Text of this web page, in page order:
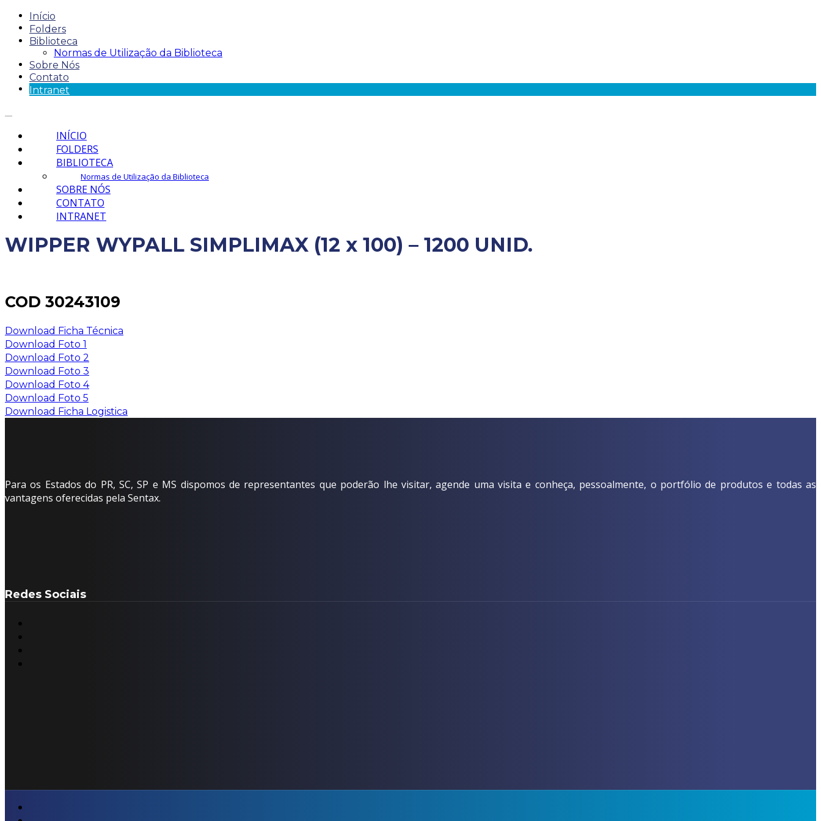
Início
Folders
Biblioteca
Normas de Utilização da Biblioteca
Sobre Nós
Contato
Intranet
INÍCIO
FOLDERS
BIBLIOTECA
Normas de Utilização da Biblioteca
SOBRE NÓS
CONTATO
INTRANET
WIPPER WYPALL SIMPLIMAX (12 x 100) – 1200 UNID.
COD 30243109
Download Ficha Técnica
Download Foto 1
Download Foto 2
Download Foto 3
Download Foto 4
Download Foto 5
Download Ficha Logistica
Para os Estados do PR, SC, SP e MS dispomos de representantes que poderão lhe visitar, agende uma visita e conheça, pessoalmente, o portfólio de produtos e todas as
vantagens oferecidas pela Sentax.
Redes Sociais